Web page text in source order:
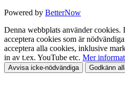
Powered by BetterNow
Denna webbplats använder cookies.
acceptera cookies som är
acceptera alla cookies, inklusive
in av t.ex. YouTube etc. Mer
Avvisa icke-nödvändiga Godkänn